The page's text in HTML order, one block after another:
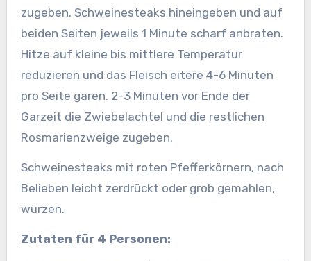
zugeben. Schweinesteaks hineingeben und auf
beiden Seiten jeweils 1 Minute scharf anbraten.
Hitze auf kleine bis mittlere Temperatur
reduzieren und das Fleisch eitere 4-6 Minuten
pro Seite garen. 2-3 Minuten vor Ende der
Garzeit die Zwiebelachtel und die restlichen
Rosmarienzweige zugeben.
Schweinesteaks mit roten Pfefferkörnern, nach
Belieben leicht zerdrückt oder grob gemahlen,
würzen.
Zutaten für 4 Personen: